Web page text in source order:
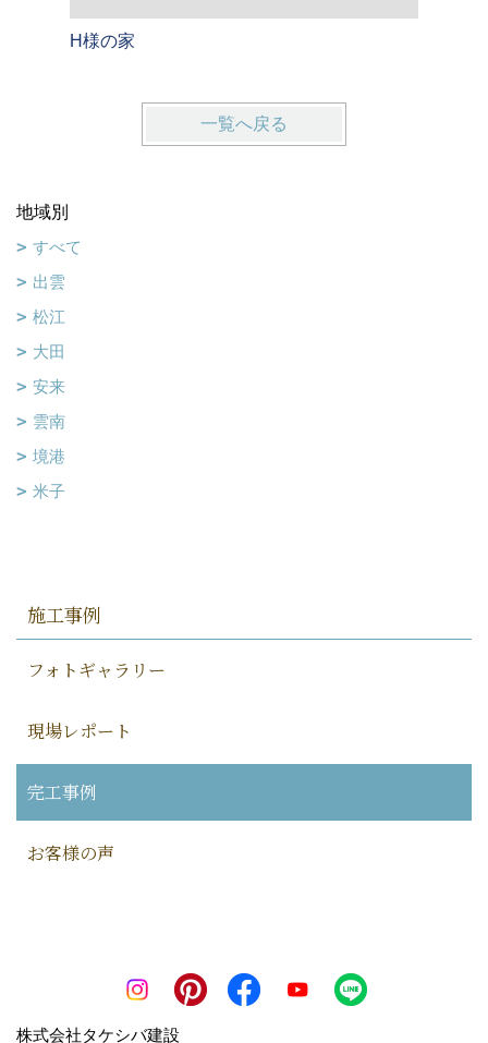
H様の家
一覧へ戻る
地域別
すべて
出雲
松江
大田
安来
雲南
境港
米子
施工事例
フォトギャラリー
現場レポート
完工事例
お客様の声
株式会社タケシバ建設